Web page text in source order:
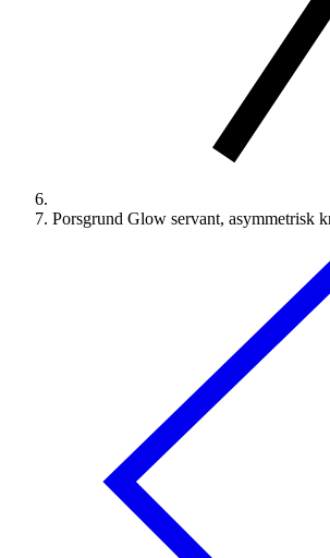
Porsgrund Glow servant, asymmetrisk